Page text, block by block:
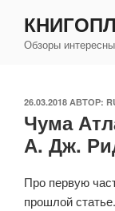
содержимому
Обзоры
ОПУБЛИКОВАНО
26.03.2018 АВТОР:
Чума
А. Дж.
Про первую
прошлой